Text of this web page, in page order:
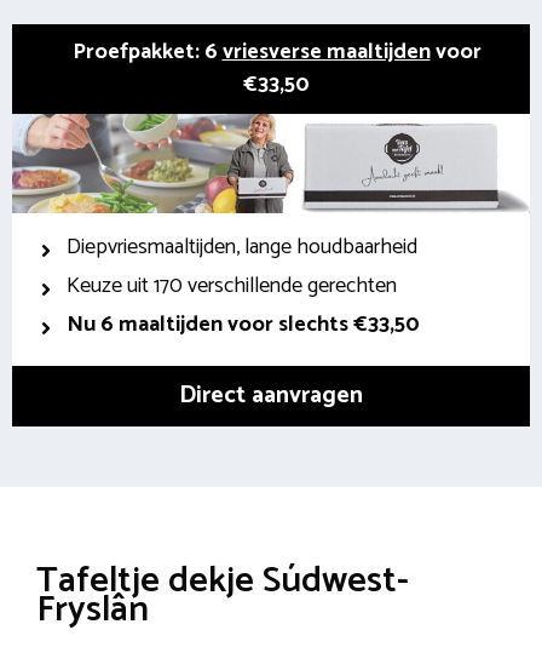
Proefpakket: 6vriesverse maaltijdenvoor
€33,50
Diepvriesmaaltijden, lange houdbaarheid
Keuze uit 170 verschillende gerechten
Nu 6 maaltijden voor slechts €33,50
Direct aanvragen
Tafeltje dekje Súdwest-
Fryslân